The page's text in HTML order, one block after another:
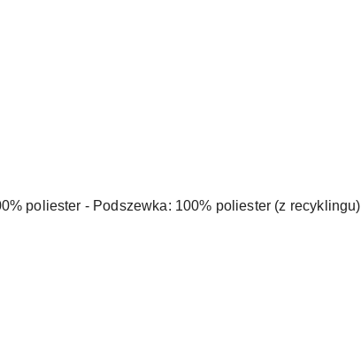
poliester - Podszewka: 100% poliester (z recyklingu)